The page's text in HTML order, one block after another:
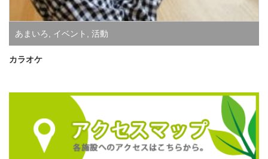
あまいろ, イベント , 活動
カラオケ